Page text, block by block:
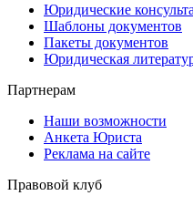
Юридические
Шаблоны документов
Пакеты документов
Юридическая
Партнерам
Наши возможности
Анкета Юриста
Реклама на сайте
Правовой клуб